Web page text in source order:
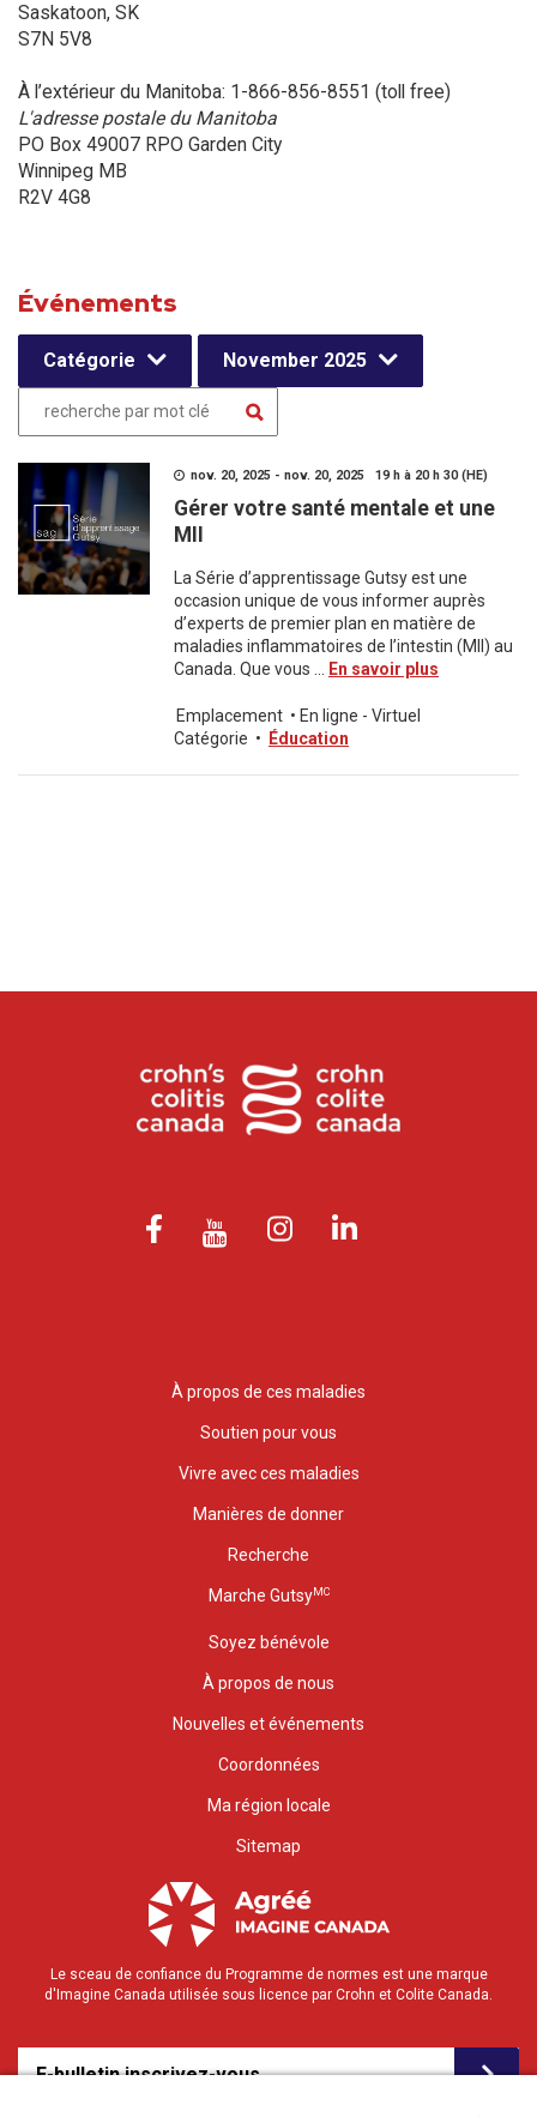
Saskatoon, SK
S7N 5V8
À l’extérieur du Manitoba: 1-866-856-8551 (toll free)
L'adresse postale du Manitoba
PO Box 49007 RPO Garden City
Winnipeg MB
R2V 4G8
Événements
Catégorie November 2025
nov. 20, 2025 - nov. 20, 2025 19 h à 20 h 30 (HE)
Gérer votre santé mentale et une
MII
La Série d’apprentissage Gutsy est une
occasion unique de vous informer auprès
d’experts de premier plan en matière de
maladies inflammatoires de l’intestin (MII) au
Canada. Que vous ...
En savoir plus
Emplacement • En ligne - Virtuel
Catégorie • Éducation
À propos de ces maladies
Soutien pour vous
Vivre avec ces maladies
Manières de donner
Recherche
Marche GutsyMC
Soyez bénévole
À propos de nous
Nouvelles et événements
Coordonnées
Ma région locale
Sitemap
Le sceau de confiance du Programme de normes est une marque
d'Imagine Canada utilisée sous licence par Crohn et Colite Canada.
E-bulletin inscrivez-vous